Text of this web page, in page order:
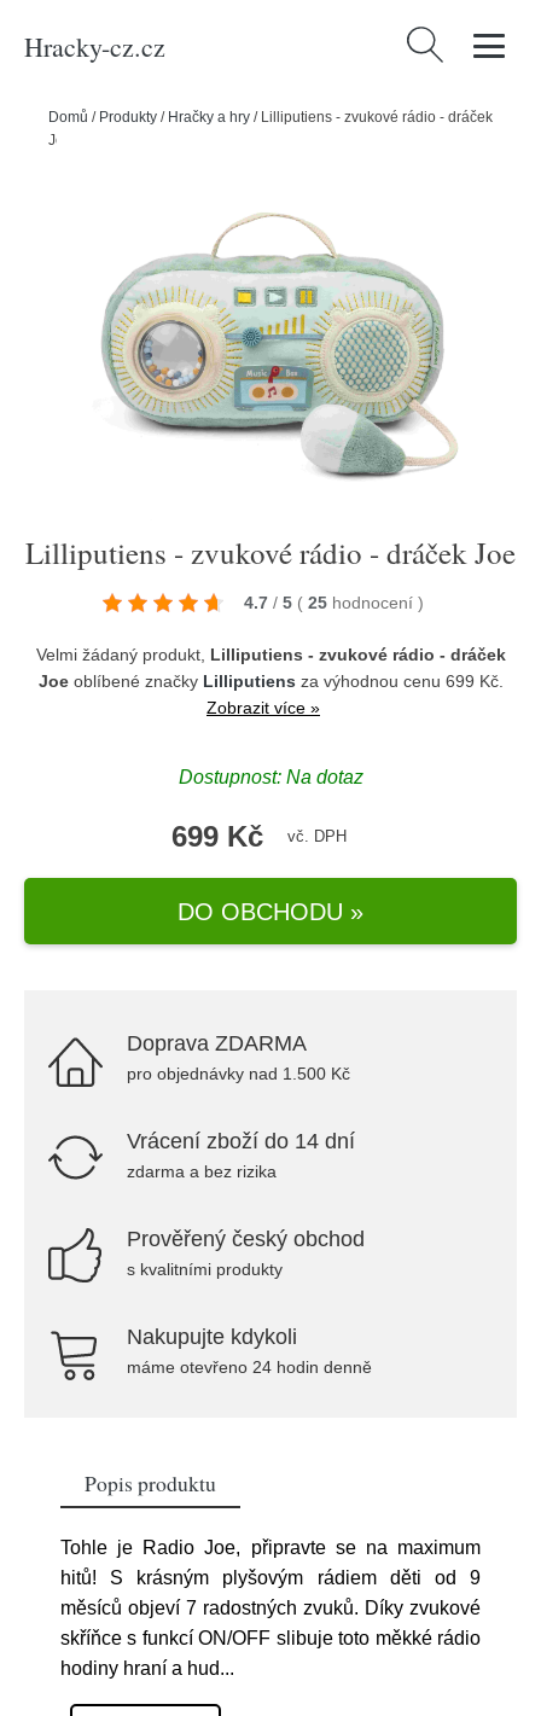
Hracky-cz.cz Vyhledávání
Domů / Produkty / Hračky a hry / Lilliputiens - zvukové rádio - dráček
Joe
Lilliputiens - zvukové rádio - dráček Joe
4.7 / 5 ( 25 hodnocení )
Velmi žádaný produkt, Lilliputiens - zvukové rádio - dráček
Joeoblíbené značky Lilliputiens za výhodnou cenu 699 Kč.
Zobrazit více »
Dostupnost: Na dotaz
699 Kč vč. DPH
DO OBCHODU »
Doprava ZDARMA
pro objednávky nad 1.500 Kč
Vrácení zboží do 14 dní
zdarma a bez rizika
Prověřený český obchod
s kvalitními produkty
Nakupujte kdykoli
máme otevřeno 24 hodin denně
Popis produktu
Tohle je Radio Joe, připravte se na maximum
hitů! S krásným plyšovým rádiem děti od 9
měsíců objeví 7 radostných zvuků. Díky zvukové
skříňce s funkcí ON/OFF slibuje toto měkké rádio
hodiny hraní a hud...